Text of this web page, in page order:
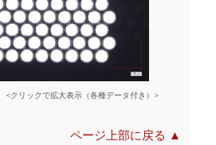
<クリックで拡大表示（各種データ付き）>
ページ上部に戻る ▲